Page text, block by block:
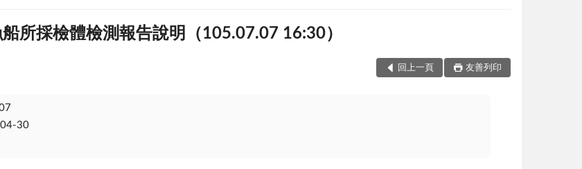
所採檢體檢測報告說明（105.07.07 16:30）
回上一頁 友善列印
30